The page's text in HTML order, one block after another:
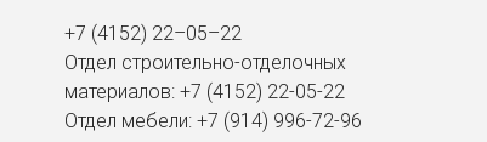
+7 (4152) 22–05–22
Отдел строительно-отделочных
материалов: +7 (4152) 22-05-22
Отдел мебели: +7 (914) 996-72-96